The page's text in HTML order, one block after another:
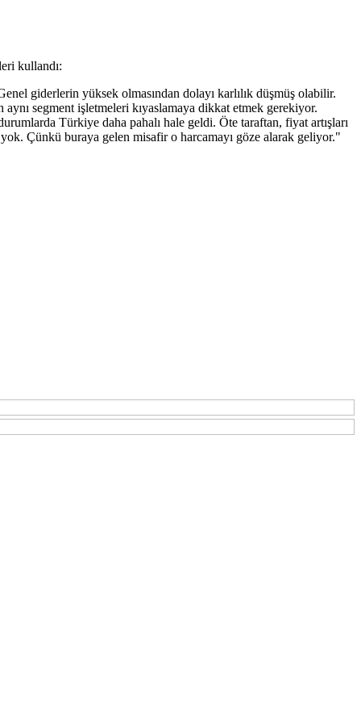
kullandı:
giderlerin yüksek olmasından dolayı karlılık düşmüş olabilir.
aynı segment işletmeleri kıyaslamaya dikkat etmek gerekiyor.
Türkiye daha pahalı hale geldi. Öte taraftan, fiyat artışları
Çünkü buraya gelen misafir o harcamayı göze alarak geliyor."